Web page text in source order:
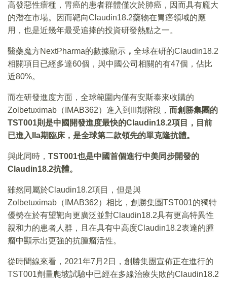
高發惡性瘤種，胃癌的患者群體僅次於肺癌，因而具有龐大
的潛在市場。因而靶向Claudin18.2藥物在胃癌領域的應
用，也是近幾年最受追捧的投資研發熱點之一。
醫藥魔方NextPharma的數據顯示 ， 全球在研的Claudin18.2
相關項目已經多達60個，與中國公司相關的有47個，佔比
近80%。
而在研發進度方面，全球範圍内僅有安斯泰來收購的
Zolbetuximab（IMAB362）進入到III期階段， 而創勝集團的
TST001則是中國開發進度最快的Claudin18.2項目 ， 目前
已進入 IIa期臨床， 是全球第二款領先的單克隆抗體。
與此同時， TST001也是中國首個進行中美同步開發的
Claudin18.2抗體。
雖然同屬於Claudin18.2項目，但是與
Zolbetuximab（IMAB362）相比，創勝集團TST001的獨特
優勢在於有望靶向更廣泛並對Claudin18.2具有更高特異性
親和力的患者人群，且在具有中高度Claudin18.2表達的腫
瘤中顯示出更強的抗腫瘤活性。
從時間線來看，2021年7月2日，創勝集團宣佈正在進行的
TST001劑量爬坡試驗中已經在多線治療失敗的Claudin18.2